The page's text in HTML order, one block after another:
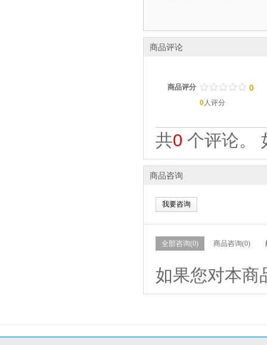
商品评论
商品评分 / / / / /
. . . . . 0
0人评分
共0 个评论。
商品咨询
我要咨询
全部咨询(0) 商品咨询(0)
如果您对本商